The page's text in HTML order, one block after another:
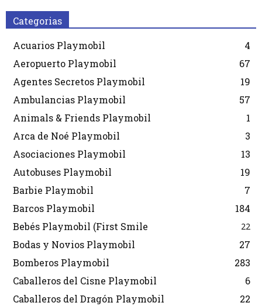
Categorias
Acuarios Playmobil
4
Aeropuerto Playmobil
67
Agentes Secretos Playmobil
19
Ambulancias Playmobil
57
Animals & Friends Playmobil
1
Arca de Noé Playmobil
3
Asociaciones Playmobil
13
Autobuses Playmobil
19
Barbie Playmobil
7
Barcos Playmobil
184
Bebés Playmobil (First Smile
22
Bodas y Novios Playmobil
27
Bomberos Playmobil
283
Caballeros del Cisne Playmobil
6
Caballeros del Dragón Playmobil
22